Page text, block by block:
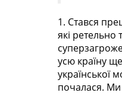
1. Стався
які ретельно
усю країну
української
почалася. Ми